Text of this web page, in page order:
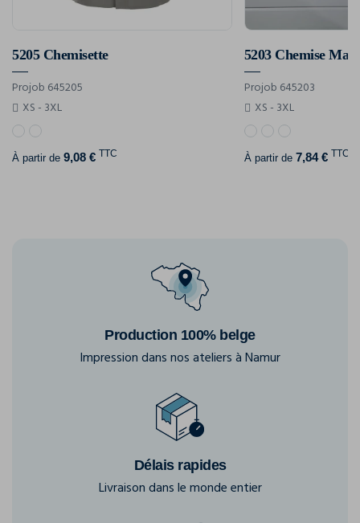
5205 Chemisette
Projob 645205
XS - 3XL
À partir de 9,08 € TTC
5203 Chemise
Projob 645203
XS - 3XL
À partir de 7,84 € TTC
Production 100% belge
Impression dans nos ateliers à Namur
Délais rapides
Livraison dans le monde entier